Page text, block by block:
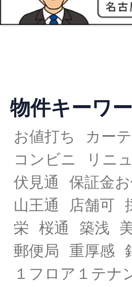
物件キーワ
お値打ち カー
コンビニ
リニ
伏見通
保証金
山王通
店舗可
栄
桜通 築浅
郵便局
重厚感
１フロア１テナ